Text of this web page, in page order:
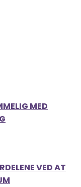
MED
VED AT